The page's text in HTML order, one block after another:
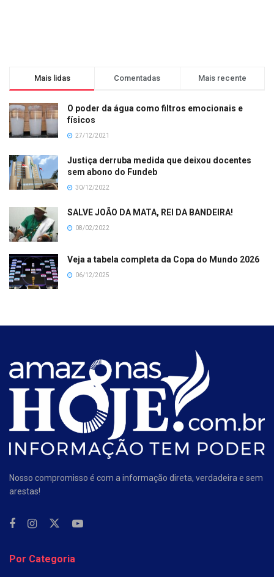
Mais lidas Comentadas Mais recente
O poder da água como filtros emocionais e
físicos
27/12/2021
Justiça derruba medida que deixou docentes
sem abono do Fundeb
30/12/2022
SALVE JOÃO DA MATA, REI DA BANDEIRA!
08/02/2022
Veja a tabela completa da Copa do Mundo 2026
06/12/2025
Nosso compromisso é com a informação direta, verdadeira e sem
arestas!
Por Categoria